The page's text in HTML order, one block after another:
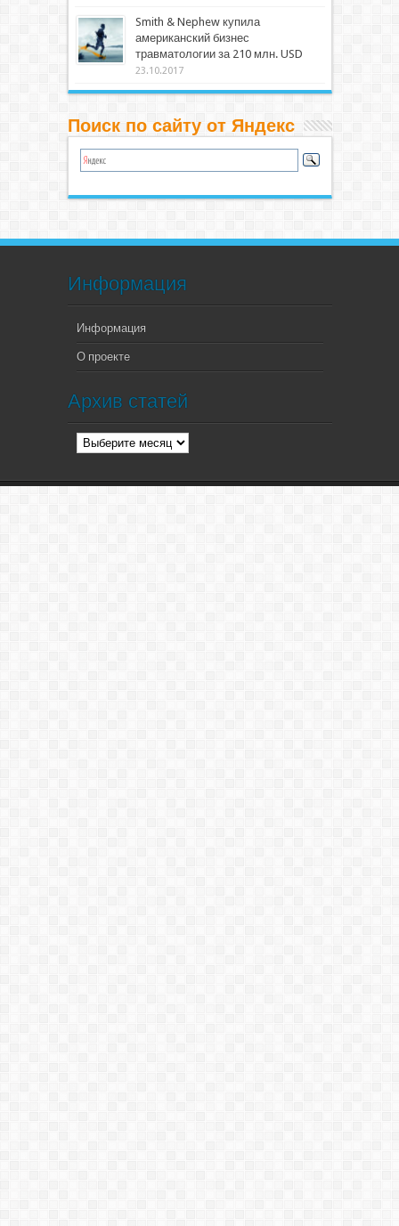
Smith & Nephew купила
американский бизнес
травматологии за 210 млн. USD
23.10.2017
Поиск по сайту от Яндекс
Информация
Информация
О проекте
Архив статей
Архив
статей